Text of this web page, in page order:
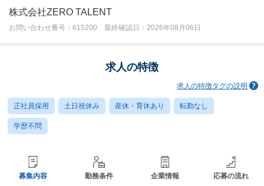
株式会社ZERO TALENT
お問い合わせ番号：615200 最終確認日：2026年08月06日
求人の特徴
求人の特徴タグの説明
正社員採用 土日祝休み 産休・育休あり 転勤なし
学歴不問
募集内容 勤務条件 企業情報 応募の流れ